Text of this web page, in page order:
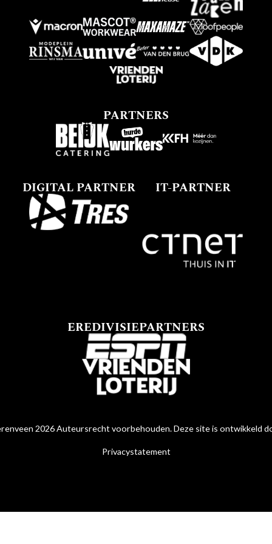
PARTNERS
DIGITAL PARTNER IT-PARTNER
EREDIVISIEPARTNERS
2026 Auteursrecht voorbehouden. Deze site is ontwikkeld
Privacystatement